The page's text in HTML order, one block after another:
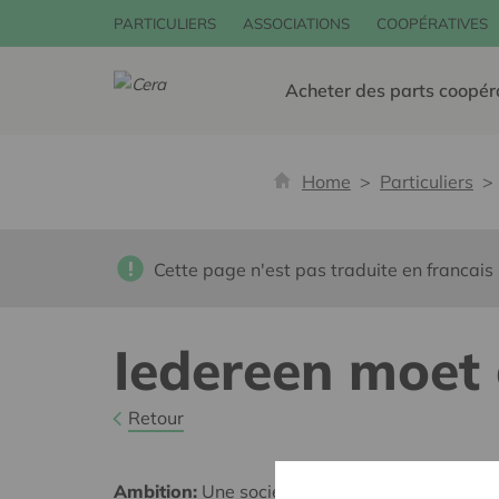
PARTICULIERS ASSOCIATIONS COOPÉRATIVES
Acheter des parts
Home Particuliers
Cette page n'est pas traduite en francais
Iedereen
Retour
Ambition: Une société solidaire et